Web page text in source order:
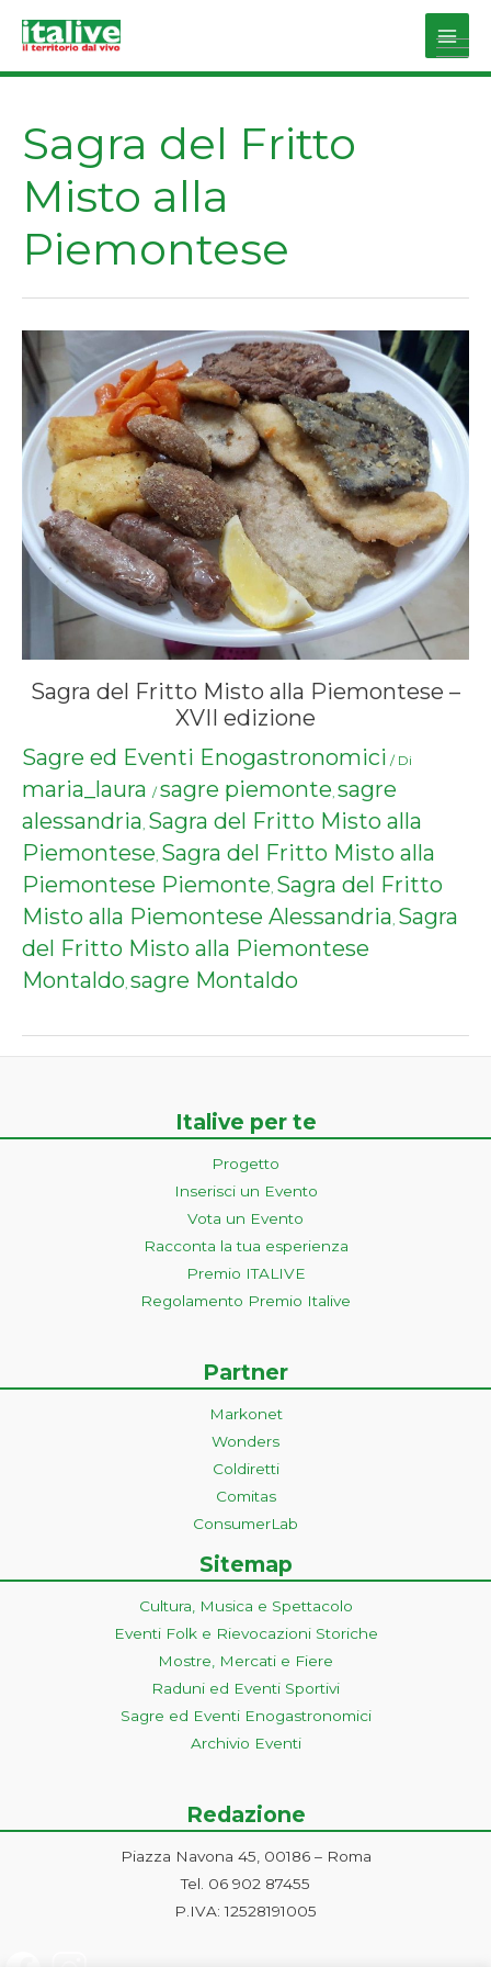
Main
Sagra del Fritto
Misto alla
Piemontese
Sagra del Fritto Misto alla Piemontese –
XVII edizione
Sagre ed Eventi Enogastronomici / Di
maria_laura / sagre piemonte, sagre
alessandria, Sagra del Fritto Misto alla
Piemontese, Sagra del Fritto Misto alla
Piemontese Piemonte, Sagra del Fritto
Misto alla Piemontese Alessandria, Sagra
del Fritto Misto alla Piemontese
Montaldo, sagre Montaldo
Italive per te
Progetto
Inserisci un Evento
Vota un Evento
Racconta la tua esperienza
Premio ITALIVE
Regolamento Premio Italive
Partner
Markonet
Wonders
Coldiretti
Comitas
ConsumerLab
Sitemap
Cultura, Musica e Spettacolo
Eventi Folk e Rievocazioni Storiche
Mostre, Mercati e Fiere
Raduni ed Eventi Sportivi
Sagre ed Eventi Enogastronomici
Archivio Eventi
Redazione
Piazza Navona 45, 00186 – Roma
Tel. 06 902 87455
P.IVA: 12528191005